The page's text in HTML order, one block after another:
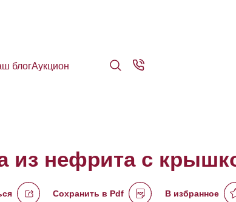
блогАукцион
из нефрита с
Сохранить в Pdf В избранное